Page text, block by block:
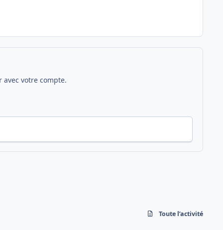
votre compte.
Toute l’activité